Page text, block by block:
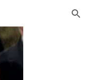
Skip to navigation